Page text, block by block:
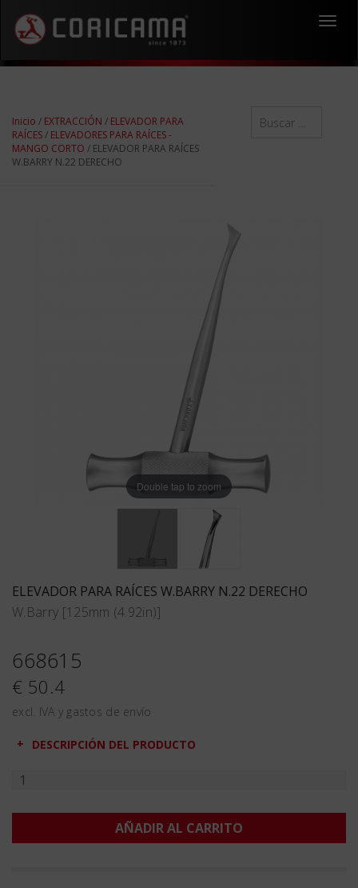
Inicio / EXTRACCIÓN / ELEVADOR PARA
RAÍCES/ ELEVADORES PARA RAÍCES -
MANGO CORTO / ELEVADOR PARA RAÍCES
W.BARRY N.22 DERECHO
Double tap to zoom
ELEVADOR PARA RAÍCES W.BARRY N.22 DERECHO
W.Barry [125mm (4.92in)]
668615
€ 50.4
excl. IVA y gastos de envío
DESCRIPCIÓN DEL PRODUCTO
AÑADIR AL CARRITO